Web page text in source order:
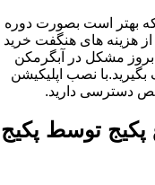
که بهتر است بصورت دوره
هزینه های هنگفت خرید
مشکل در آبگرمکن
نصب اپلیکیشن
دسترسی دارید.
پکیج توسط پکیج